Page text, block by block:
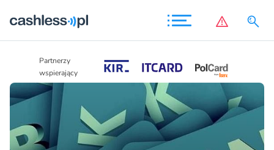
Partnerzy
wspierający